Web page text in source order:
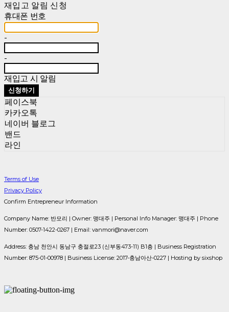
재입고 알림 신청
휴대폰 번호
-
-
재입고 시 알림
신청하기
페이스북
카카오톡
네이버 블로그
밴드
라인
Terms of Use
Privacy Policy
Confirm Entrepreneur Information
Company Name: 반모리 | Owner: 맹대주 | Personal Info Manager: 맹대주 | Phone
Number: 0507-1422-0267 | Email: vanmori@naver.com
Address: 충남 천안시 동남구 충절로23 (신부동473-11) B1층 | Business Registration
Number: 875-01-00978 | Business License: 2017-충남아산-0227 | Hosting by sixshop